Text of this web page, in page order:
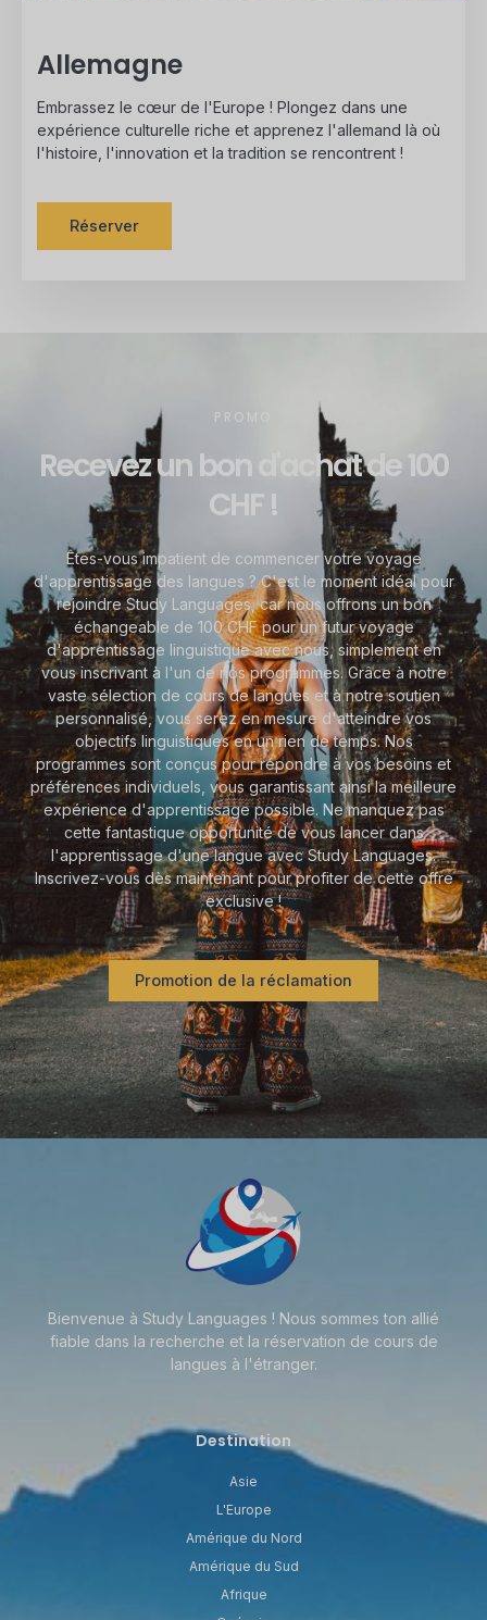
Allemagne
Embrassez le cœur de l'Europe ! Plongez dans une
expérience culturelle riche et apprenez l'allemand là où
l'histoire, l'innovation et la tradition se rencontrent !
Réserver
PROMO
Recevez un bon d'achat de 100
CHF !
Êtes-vous impatient de commencer votre voyage
d'apprentissage des langues ? C'est le moment idéal pour
rejoindre Study Languages, car nous offrons un bon
échangeable de 100 CHF pour un futur voyage
d'apprentissage linguistique avec nous, simplement en
vous inscrivant à l'un de nos programmes. Grâce à notre
vaste sélection de cours de langues et à notre soutien
personnalisé, vous serez en mesure d'atteindre vos
objectifs linguistiques en un rien de temps. Nos
programmes sont conçus pour répondre à vos besoins et
préférences individuels, vous garantissant ainsi la meilleure
expérience d'apprentissage possible. Ne manquez pas
cette fantastique opportunité de vous lancer dans
l'apprentissage d'une langue avec Study Languages.
Inscrivez-vous dès maintenant pour profiter de cette offre
exclusive !
Promotion de la réclamation
Bienvenue à Study Languages ! Nous sommes ton allié
fiable dans la recherche et la réservation de cours de
langues à l'étranger.
Destination
Asie
L'Europe
Amérique du Nord
Amérique du Sud
Afrique